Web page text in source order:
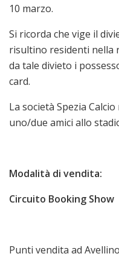
10 marzo.
Si ricorda che vige il
risultino residenti nella
da tale divieto i
card.
La società Spezia
uno/due amici allo
Modalità di vendita:
Circuito Booking Show
Punti vendita ad